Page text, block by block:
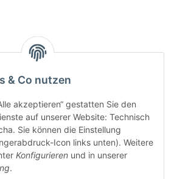
& Co nutzen
akzeptieren“ gestatten Sie den
auf unserer Website: Technisch
Sie können die Einstellung
Icon links unten). Weitere
Konfigurieren und in unserer
.